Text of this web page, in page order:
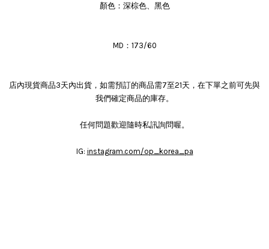
顏色：深棕色、黑色
MD：173/60
店內現貨商品3天內出貨，如需預訂的商品需7至21天，在下單之前可先與
我們確定商品的庫存。
任何問題歡迎隨時私訊詢問喔。
IG: instagram.com/op_korea_pa